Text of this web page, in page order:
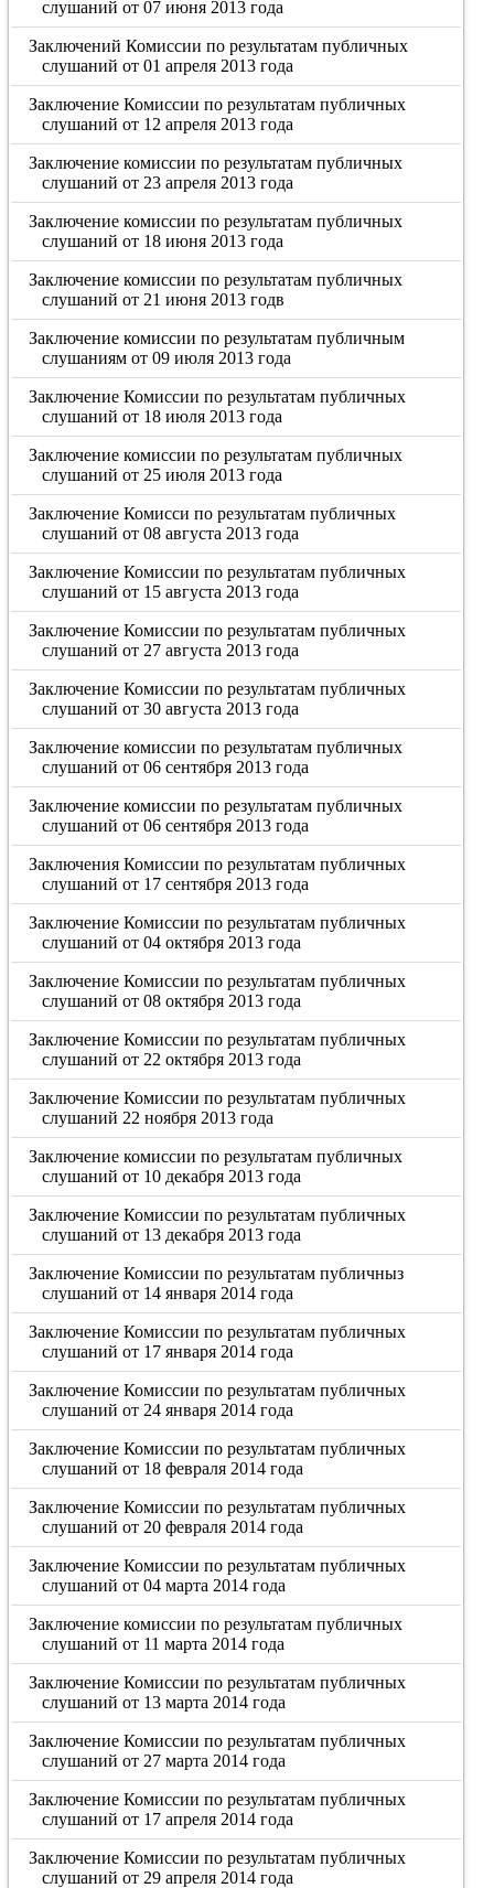
слушаний от 07 июня 2013 года
Заключений Комиссии по результатам публичных
слушаний от 01 апреля 2013 года
Заключение Комиссии по результатам публичных
слушаний от 12 апреля 2013 года
Заключение комиссии по результатам публичных
слушаний от 23 апреля 2013 года
Заключение комиссии по результатам публичных
слушаний от 18 июня 2013 года
Заключение комиссии по результатам публичных
слушаний от 21 июня 2013 годв
Заключение комиссии по результатам публичным
слушаниям от 09 июля 2013 года
Заключение Комиссии по результатам публичных
слушаний от 18 июля 2013 года
Заключение комиссии по результатам публичных
слушаний от 25 июля 2013 года
Заключение Комисси по результатам публичных
слушаний от 08 августа 2013 года
Заключение Комиссии по результатам публичных
слушаний от 15 августа 2013 года
Заключение Комиссии по результатам публичных
слушаний от 27 августа 2013 года
Заключение Комиссии по результатам публичных
слушаний от 30 августа 2013 года
Заключение комиссии по результатам публичных
слушаний от 06 сентября 2013 года
Заключение комиссии по результатам публичных
слушаний от 06 сентября 2013 года
Заключения Комиссии по результатам публичных
слушаний от 17 сентября 2013 года
Заключение Комиссии по результатам публичных
слушаний от 04 октября 2013 года
Заключение Комиссии по результатам публичных
слушаний от 08 октября 2013 года
Заключение Комиссии по результатам публичных
слушаний от 22 октября 2013 года
Заключение Комиссии по результатам публичных
слушаний 22 ноября 2013 года
Заключение комиссии по результатам публичных
слушаний от 10 декабря 2013 года
Заключение Комиссии по результатам публичных
слушаний от 13 декабря 2013 года
Заключение Комиссии по результатам публичныз
слушаний от 14 января 2014 года
Заключение Комиссии по результатам публичных
слушаний от 17 января 2014 года
Заключение Комиссии по результатам публичных
слушаний от 24 января 2014 года
Заключение Комиссии по результатам публичных
слушаний от 18 февраля 2014 года
Заключение Комиссии по результатам публичных
слушаний от 20 февраля 2014 года
Заключение Комиссии по результатам публичных
слушаний от 04 марта 2014 года
Заключение комиссии по результатам публичных
слушаний от 11 марта 2014 года
Заключение Комиссии по результатам публичных
слушаний от 13 марта 2014 года
Заключение Комиссии по результатам публичных
слушаний от 27 марта 2014 года
Заключение Комиссии по результатам публичных
слушаний от 17 апреля 2014 года
Заключение Комиссии по результатам публичных
слушаний от 29 апреля 2014 года